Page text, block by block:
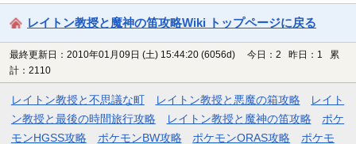
レイトン教授と魔神の笛攻略Wiki トップページに戻る
最終更新日：2010年01月09日 (土) 15:44:20 (6056d)
今日：2 昨日：1 累
計：2110
レイトン教授と不思議な町 レイトン教授と悪魔の箱攻略
レイト
ン教授と最後の時間旅行攻略
レイトン教授と魔神の笛攻略
ポケ
モンHGSS攻略
ポケモンBW攻略 ポケモンORAS攻略 ポケモ